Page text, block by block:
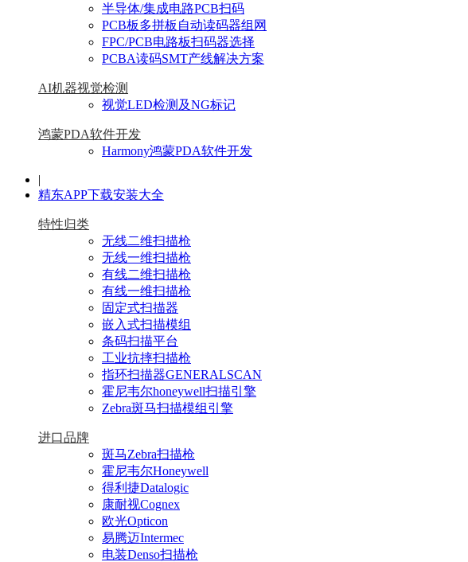
半导体/集成电路PCB扫码
PCB板多拼板自动读码器组网
FPC/PCB电路板扫码器选择
PCBA读码SMT产线解决方案
AI机器视觉检测
视觉LED检测及NG标记
鸿蒙PDA软件开发
Harmony鸿蒙PDA软件开发
|
精东APP下载安装大全
特性归类
无线二维扫描枪
无线一维扫描枪
有线二维扫描枪
有线一维扫描枪
固定式扫描器
嵌入式扫描模组
条码扫描平台
工业抗摔扫描枪
指环扫描器GENERALSCAN
霍尼韦尔honeywell扫描引擎
Zebra斑马扫描模组引擎
进口品牌
斑马Zebra扫描枪
霍尼韦尔Honeywell
得利捷Datalogic
康耐视Cognex
欧光Opticon
易腾迈Intermec
电装Denso扫描枪